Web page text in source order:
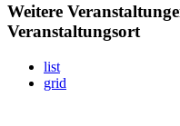
Weitere
Veranstaltungsort
list
grid